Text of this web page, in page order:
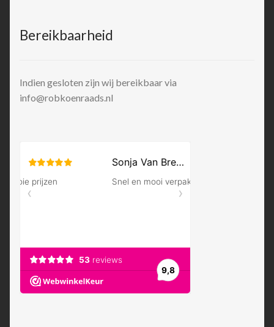
Bereikbaarheid
Indien gesloten zijn wij bereikbaar via
info@robkoenraads.nl